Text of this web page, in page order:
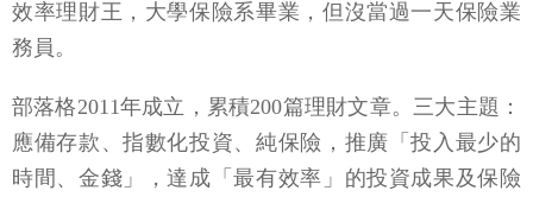
效率理財王，大學保險系畢業，但沒當過一天保險業
務員。
部落格2011年成立，累積200篇理財文章。三大主題：
應備存款、指數化投資、純保險，推廣「投入最少的
時間、金錢」，達成「最有效率」的投資成果及保險